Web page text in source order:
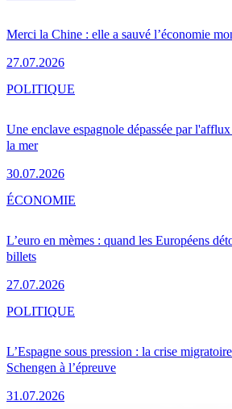
Merci la Chine : elle a sauvé l’économie
27.07.2026
Une enclave espagnole dépassée par
la mer
30.07.2026
POLITIQUE
L’euro en mèmes : quand les Européens
billets
27.07.2026
ÉCONOMIE
L’Espagne sous pression : la crise
Schengen à l’épreuve
31.07.2026
POLITIQUE